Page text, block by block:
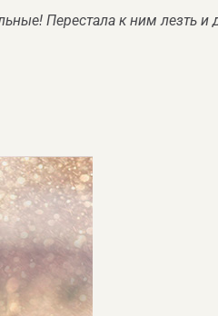
Перестала к ним лезть и